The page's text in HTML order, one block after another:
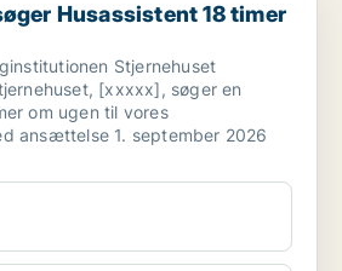
Husassistent 18 timer
Stjernehuset
[xxxxx], søger en
om ugen til vores
ansættelse 1. september 2026